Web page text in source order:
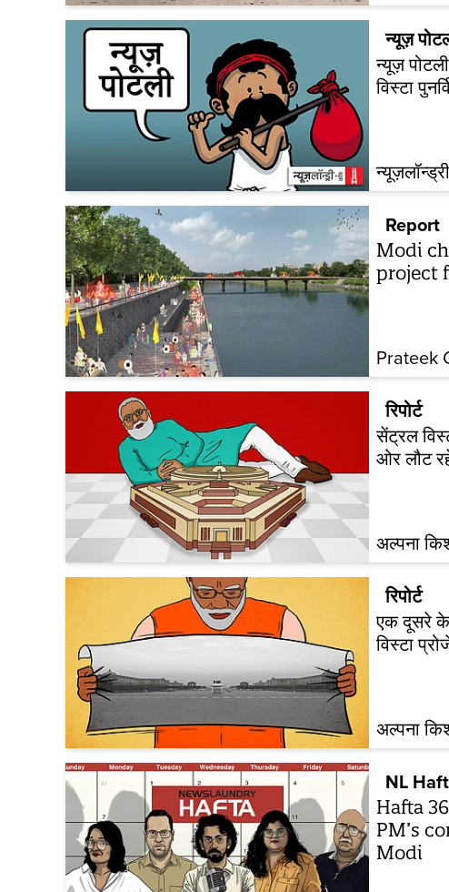
न्यूज़
न्यूज़
विस्टा
Report
Modi
project
Prateek
रिपोर्ट
सेंट्रल
ओर लौट
अल्पना
रिपोर्ट
एक दूसरे के
विस्टा
अल्पना
NL
Hafta
PM’s
Modi